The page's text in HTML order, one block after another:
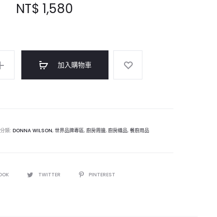
NT$ 1,580
加入購物車
分類: DONNA WILSON, 世界品牌專區, 廚房周邊, 廚房織品, 餐廚用品
TWITTER PINTEREST